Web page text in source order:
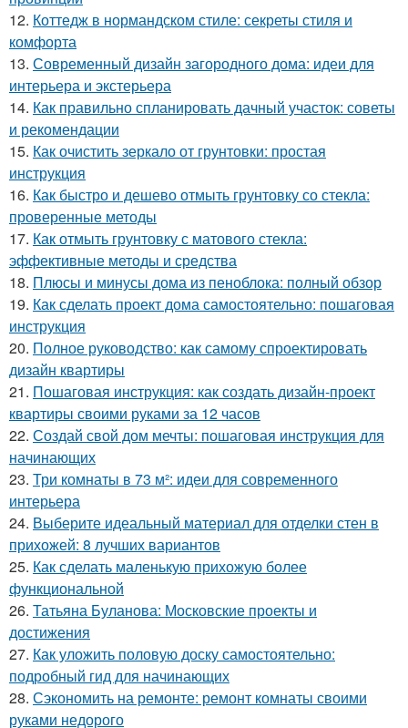
12. Коттедж в нормандском стиле: секреты стиля и
комфорта
13. Современный дизайн загородного дома: идеи для
интерьера и экстерьера
14. Как правильно спланировать дачный участок: советы
и рекомендации
15. Как очистить зеркало от грунтовки: простая
инструкция
16. Как быстро и дешево отмыть грунтовку со стекла:
проверенные методы
17. Как отмыть грунтовку с матового стекла:
эффективные методы и средства
18. Плюсы и минусы дома из пеноблока: полный обзор
19. Как сделать проект дома самостоятельно: пошаговая
инструкция
20. Полное руководство: как самому спроектировать
дизайн квартиры
21. Пошаговая инструкция: как создать дизайн-проект
квартиры своими руками за 12 часов
22. Создай свой дом мечты: пошаговая инструкция для
начинающих
23. Три комнаты в 73 м²: идеи для современного
интерьера
24. Выберите идеальный материал для отделки стен в
прихожей: 8 лучших вариантов
25. Как сделать маленькую прихожую более
функциональной
26. Татьяна Буланова: Московские проекты и
достижения
27. Как уложить половую доску самостоятельно:
подробный гид для начинающих
28. Сэкономить на ремонте: ремонт комнаты своими
руками недорого